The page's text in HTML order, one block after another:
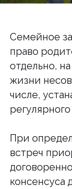
Семейное
право
отдельно,
жизни
числе,
При
встреч
консенсуса